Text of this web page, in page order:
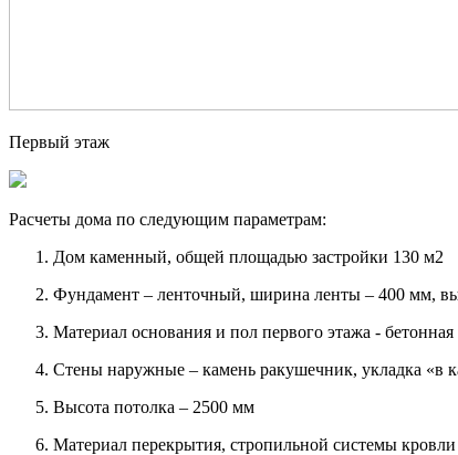
Первый этаж
Расчеты дома по следующим параметрам:
Дом каменный, общей площадью застройки 130 м2
Фундамент – ленточный, ширина ленты – 400 мм,
Материал основания и пол первого этажа -
Стены наружные – камень ракушечник, укладка «в
Высота потолка – 2500 мм
Материал перекрытия, стропильной системы